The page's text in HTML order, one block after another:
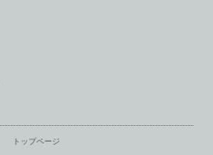
トップページ